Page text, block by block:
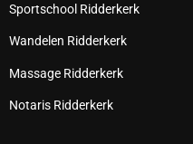
Sportschool Ridderkerk
Wandelen Ridderkerk
Massage Ridderkerk
Notaris Ridderkerk